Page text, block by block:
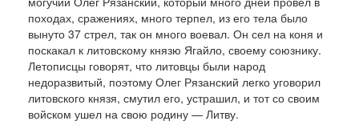
походах, сражениях, много терпел, из его тела бы­ло
вынуто 37 стрел, так он много воевал. Он сел на коня и
поскакал к литовскому князю Ягайло, своему со­юзнику.
Летописцы говорят, что литовцы были народ
недоразвитый, поэтому Олег Рязанский лег­ко уговорил
литовского князя, смутил его, устра­шил, и тот со своим
войском ушел на свою роди­ну — Литву.